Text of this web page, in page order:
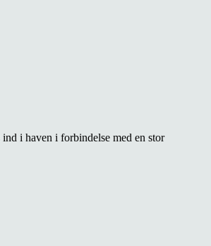
i haven i forbindelse med en stor